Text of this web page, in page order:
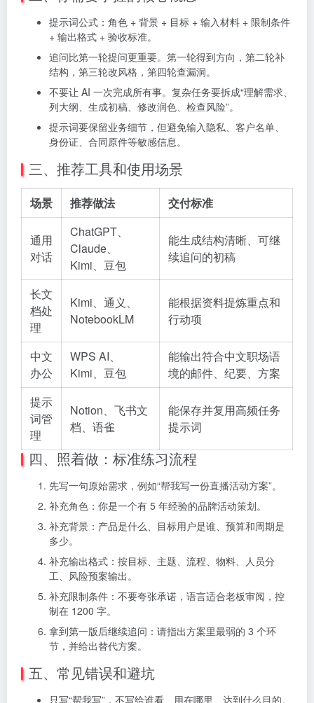
提示词公式：角色 + 背景 + 目标 + 输入材料 + 限制条件
+ 输出格式 + 验收标准。
追问比第一轮提问更重要。第一轮得到方向，第二轮补
结构，第三轮改风格，第四轮查漏洞。
不要让 AI 一次完成所有事。复杂任务要拆成“理解需求、
列大纲、生成初稿、修改润色、检查风险”。
提示词要保留业务细节，但避免输入隐私、客户名单、
身份证、合同原件等敏感信息。
三、推荐工具和使用场景
场景 推荐做法 交付标准
通用
对话
ChatGPT、
Claude、
Kimi、豆包
能生成结构清晰、可继
续追问的初稿
长文
档处
理
Kimi、通义、
NotebookLM
能根据资料提炼重点和
行动项
中文
办公
WPS AI、
Kimi、豆包
能输出符合中文职场语
境的邮件、纪要、方案
提示
词管
理
Notion、飞书文
档、语雀
能保存并复用高频任务
提示词
四、照着做：标准练习流程
先写一句原始需求，例如“帮我写一份直播活动方案”。
补充角色：你是一个有 5 年经验的品牌活动策划。
补充背景：产品是什么、目标用户是谁、预算和周期是
多少。
补充输出格式：按目标、主题、流程、物料、人员分
工、风险预案输出。
补充限制条件：不要夸张承诺，语言适合老板审阅，控
制在 1200 字。
拿到第一版后继续追问：请指出方案里最弱的 3 个环
节，并给出替代方案。
五、常见错误和避坑
只写“帮我写”，不写给谁看、用在哪里、达到什么目的。